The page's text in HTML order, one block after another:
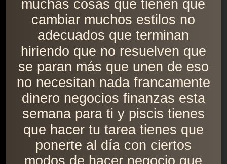
muchas cosas que tienen que
cambiar muchos estilos no
adecuados que terminan
hiriendo que no resuelven que
se paran más que unen de eso
no necesitan nada francamente
dinero negocios finanzas esta
semana para ti y piscis tienes
que hacer tu tarea tienes que
ponerte al día con ciertos